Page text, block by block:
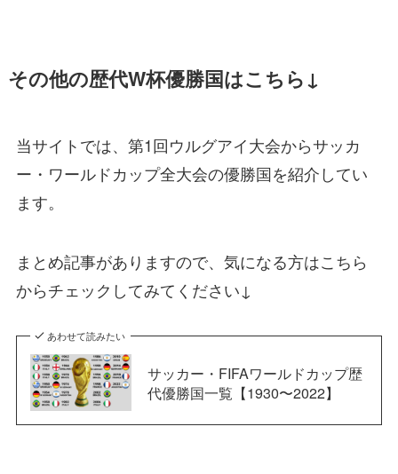
その他の歴代W杯優勝国はこちら↓
当サイトでは、第1回ウルグアイ大会からサッカ
ー・ワールドカップ全大会の優勝国を紹介してい
ます。
まとめ記事がありますので、気になる方はこちら
からチェックしてみてください↓
あわせて読みたい
サッカー・FIFAワールドカップ歴
代優勝国一覧【1930〜2022】